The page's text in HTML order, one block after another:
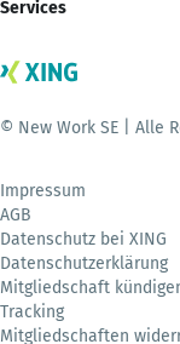
Services
© New Work SE | Alle
Impressum
AGB
Datenschutz bei XING
Datenschutzerklärung
Mitgliedschaft
Tracking
Mitgliedschaften